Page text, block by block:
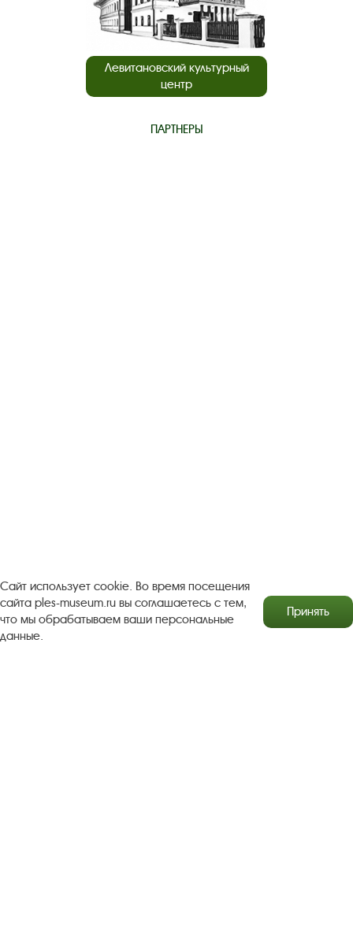
Левитановский культурный
центр
ПАРТНЕРЫ
Антикоррупционная деятельность
Сайт использует cookie. Во время посещения
сайта ples-museum.ru вы соглашаетесь с тем,
что мы обрабатываем ваши персональные
данные.
Принять